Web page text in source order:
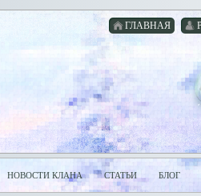
ГЛАВНАЯ
НОВОСТИ КЛАНА СТАТЬИ БЛОГ